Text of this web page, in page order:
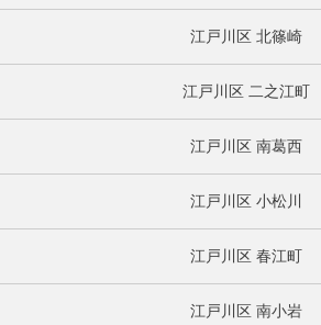
江戸川区 北篠崎
江戸川区 二之江町
江戸川区 南葛西
江戸川区 小松川
江戸川区 春江町
江戸川区 南小岩